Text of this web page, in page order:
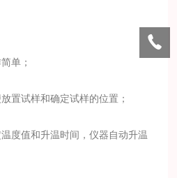
单；
置试样和确定试样的位置；
度值和升温时间，仪器自动升温